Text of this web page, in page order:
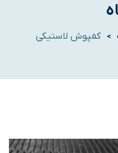
> کفپوش لاستیکی